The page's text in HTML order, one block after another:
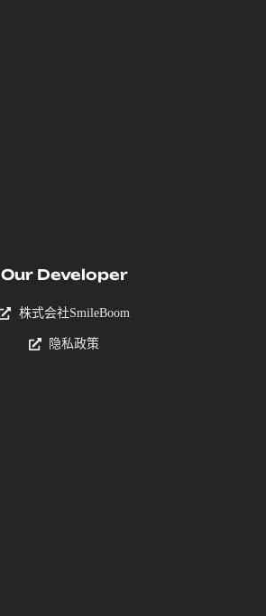
Our Developer
株式会社SmileBoom
隐私政策